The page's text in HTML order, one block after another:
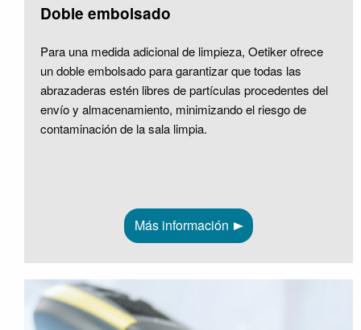
Doble embolsado
Para una medida adicional de limpieza, Oetiker ofrece
un doble embolsado para garantizar que todas las
abrazaderas estén libres de partículas procedentes del
envío y almacenamiento, minimizando el riesgo de
contaminación de la sala limpia.
Más información